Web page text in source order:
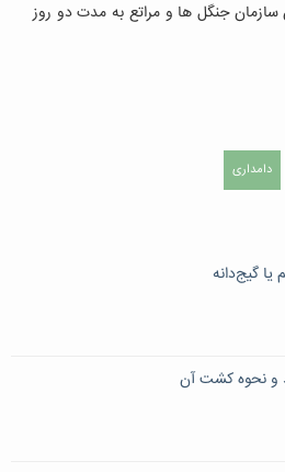
جنگل ها و مراتع به مدت دو روز
دامداری
یا گیج‌دانه
و نحوه کشت آن